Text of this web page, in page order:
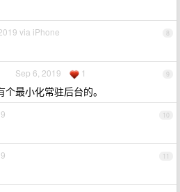
8
via iPhone
9
Sep 6, 2019 1
最小化常驻后台的。
10
11